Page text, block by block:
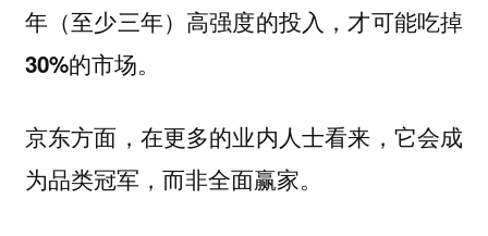
年（至少三年）高强度的投入，才可能吃掉
30%的市场。
京东方面，在更多的业内人士看来，它会成
为品类冠军，而非全面赢家。